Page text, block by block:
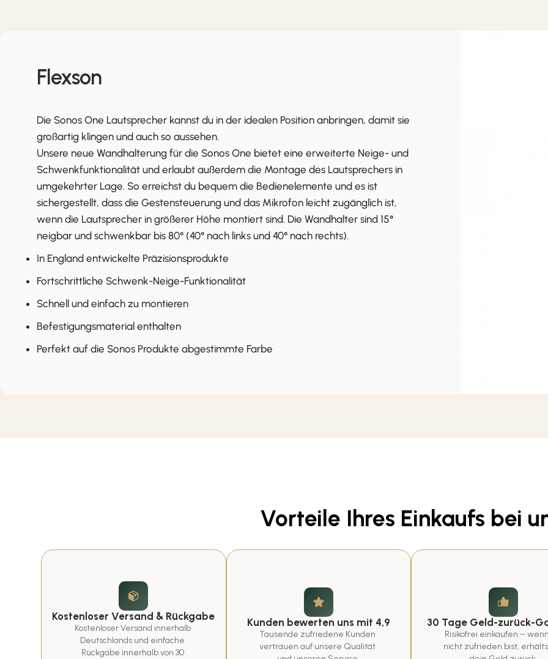
Flexson
Die Sonos One Lautsprecher kannst du in der idealen Position anbringen, damit sie
großartig klingen und auch so aussehen.
Unsere neue Wandhalterung für die Sonos One bietet eine erweiterte Neige- und
Schwenkfunktionalität und erlaubt außerdem die Montage des Lautsprechers in
umgekehrter Lage. So erreichst du bequem die Bedienelemente und es ist
sichergestellt, dass die Gestensteuerung und das Mikrofon leicht zugänglich ist,
wenn die Lautsprecher in größerer Höhe montiert sind. Die Wandhalter sind 15°
neigbar und schwenkbar bis 80° (40° nach links und 40° nach rechts).
In England entwickelte Präzisionsprodukte
Fortschrittliche Schwenk-Neige-Funktionalität
Schnell und einfach zu montieren
Befestigungsmaterial enthalten
Perfekt auf die Sonos Produkte abgestimmte Farbe
Vorteile Ihres Einkaufs bei
Kostenloser Versand & Rückgabe
Kostenloser Versand innerhalb
Deutschlands und einfache
Rückgabe innerhalb von 30
Kunden bewerten uns mit 4,9
Tausende zufriedene Kunden
vertrauen auf unsere Qualität
30 Tage Geld-zurück-
Risikofrei einkaufen –
nicht zufrieden bist,